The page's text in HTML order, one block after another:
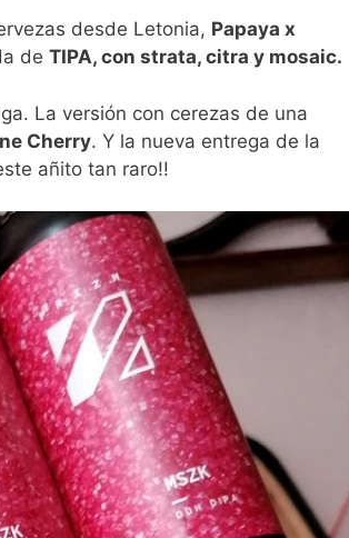
desde Letonia, Papaya x
de TIPA, con strata, citra y mosaic.
La versión con cerezas de una
Cherry. Y la nueva entrega de la
añito tan raro!!